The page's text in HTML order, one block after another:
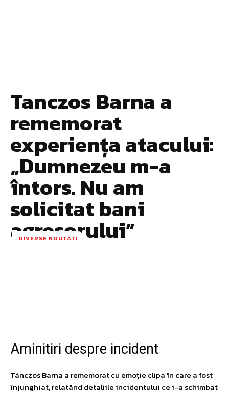
Tanczos Barna a
rememorat
experiența atacului:
„Dumnezeu m-a
întors. Nu am
solicitat bani
agresorului”
DIVERSE NOUTATI
Aminitiri despre incident
Tánczos Barna a rememorat cu emoție clipa în care a fost
înjunghiat, relatând detaliile incidentului ce i-a schimbat